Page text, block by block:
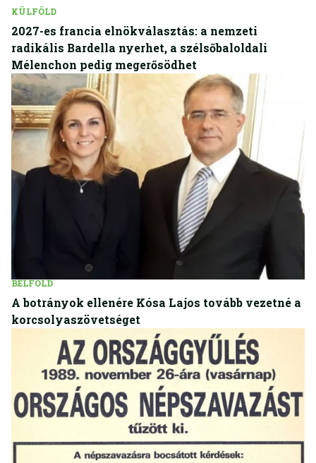
KÜLFÖLD
2027-es francia elnökválasztás: a nemzeti
radikális Bardella nyerhet, a szélsőbaloldali
Mélenchon pedig megerősödhet
BELFÖLD
A botrányok ellenére Kósa Lajos tovább vezetné a
korcsolyaszövetséget